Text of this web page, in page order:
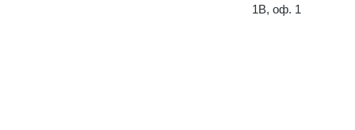
1В, оф. 1